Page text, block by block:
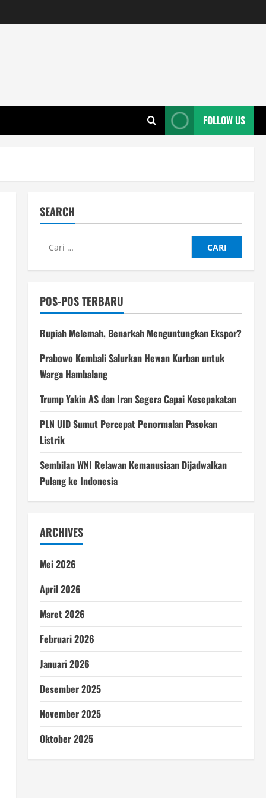
FOLLOW US
SEARCH
Cari
untuk:
POS-POS TERBARU
Rupiah Melemah, Benarkah Menguntungkan Ekspor?
Prabowo Kembali Salurkan Hewan Kurban untuk
Warga Hambalang
Trump Yakin AS dan Iran Segera Capai Kesepakatan
PLN UID Sumut Percepat Penormalan Pasokan
Listrik
Sembilan WNI Relawan Kemanusiaan Dijadwalkan
Pulang ke Indonesia
ARCHIVES
Mei 2026
April 2026
Maret 2026
Februari 2026
Januari 2026
Desember 2025
November 2025
Oktober 2025